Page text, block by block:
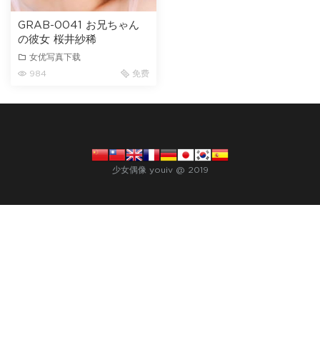
GRAB-0041 お兄ちゃん
の彼女 桜井紗稀
女优写真下载
984
免费
少女偶像 youiv @ 2019